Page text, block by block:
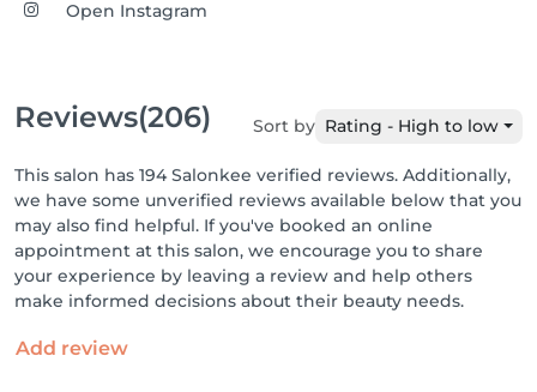
Open Instagram
Reviews(206) Sort by Rating - High to low
This salon has 194 Salonkee verified reviews. Additionally,
we have some unverified reviews available below that you
may also find helpful. If you've booked an online
appointment at this salon, we encourage you to share
your experience by leaving a review and help others
make informed decisions about their beauty needs.
Add review